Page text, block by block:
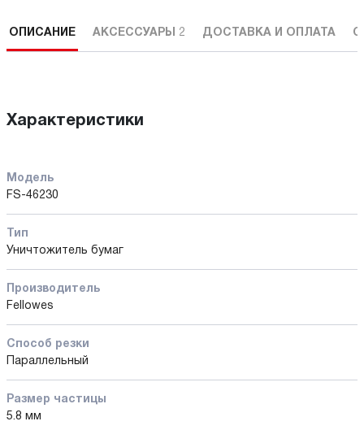
ОПИСАНИЕ АКСЕССУАРЫ 2 ДОСТАВКА И ОПЛАТА
Характеристики
Модель
FS-46230
Тип
Уничтожитель бумаг
Производитель
Fellowes
Способ резки
Параллельный
Размер частицы
5.8 мм